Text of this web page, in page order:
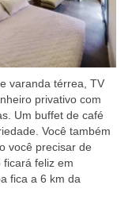
varanda térrea, TV
privativo com
Um buffet de café
Você também
você precisar de
feliz em
fica a 6 km da